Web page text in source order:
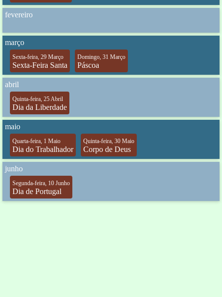
fevereiro
março
Sexta-feira, 29 Março
Sexta-Feira Santa
Domingo, 31 Março
Páscoa
abril
Quinta-feira, 25 Abril
Dia da Liberdade
maio
Quarta-feira, 1 Maio
Dia do Trabalhador
Quinta-feira, 30 Maio
Corpo de Deus
junho
Segunda-feira, 10 Junho
Dia de Portugal